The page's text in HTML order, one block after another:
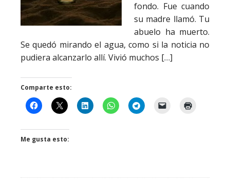
fondo. Fue cuando
su madre llamó. Tu
abuelo ha muerto.
Se quedó mirando el agua, como si la noticia no
pudiera alcanzarlo allí. Vivió muchos […]
Comparte esto:
Me gusta esto: